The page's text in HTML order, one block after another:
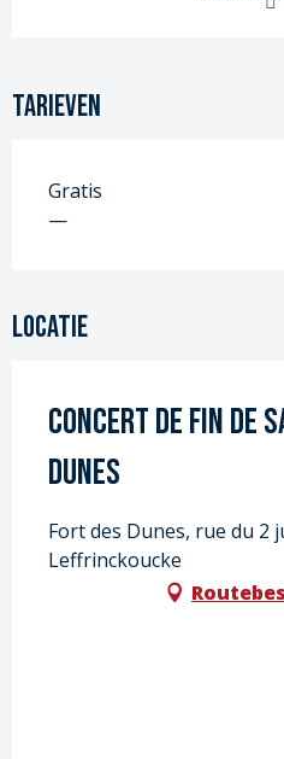
Tarieven
Gratis
—
Locatie
Concert de fin de
Dunes
Fort des Dunes, rue du 2
Leffrinckoucke